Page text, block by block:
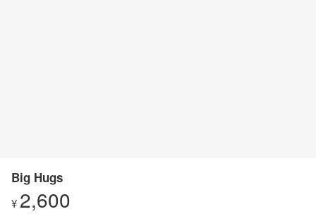
Big Hugs
¥ 2,600